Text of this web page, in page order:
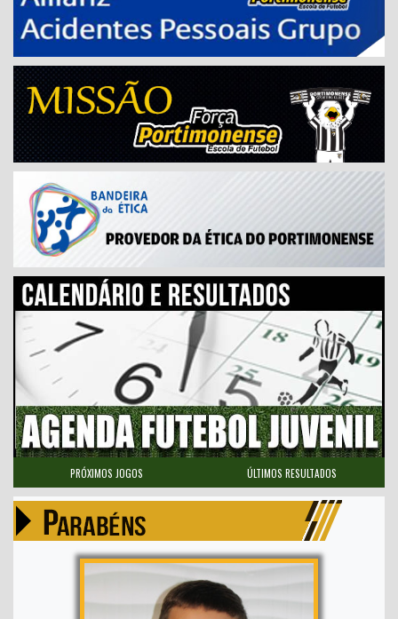
PRÓXIMOS JOGOS ÚLTIMOS RESULTADOS